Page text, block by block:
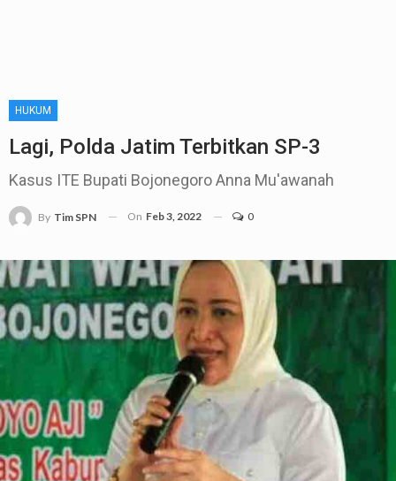
HUKUM
Lagi, Polda Jatim Terbitkan SP-3
Kasus ITE Bupati Bojonegoro Anna Mu'awanah
By Tim SPN On Feb 3, 2022 0